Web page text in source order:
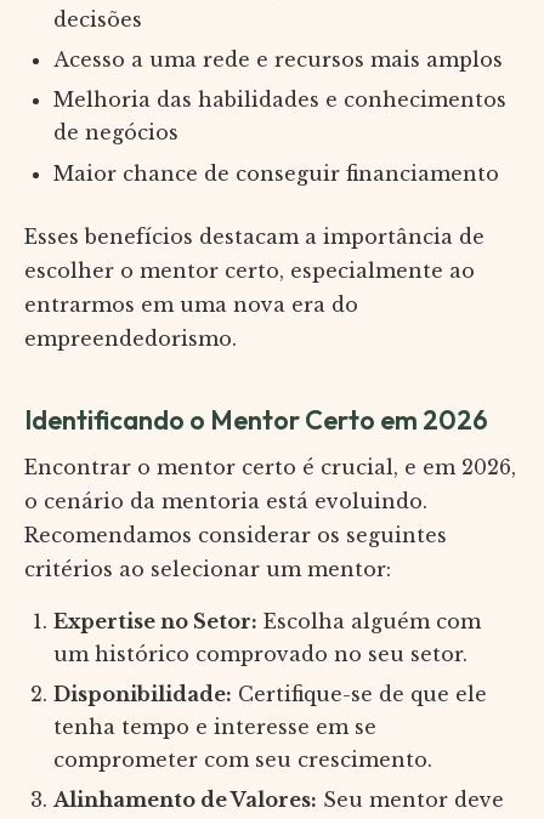
decisões
Acesso a uma rede e recursos mais amplos
Melhoria das habilidades e conhecimentos
de negócios
Maior chance de conseguir financiamento
Esses benefícios destacam a importância de
escolher o mentor certo, especialmente ao
entrarmos em uma nova era do
empreendedorismo.
Identificando o Mentor Certo em 2026
Encontrar o mentor certo é crucial, e em 2026,
o cenário da mentoria está evoluindo.
Recomendamos considerar os seguintes
critérios ao selecionar um mentor:
Expertise no Setor: Escolha alguém com
um histórico comprovado no seu setor.
Disponibilidade: Certifique-se de que ele
tenha tempo e interesse em se
comprometer com seu crescimento.
Alinhamento de Valores: Seu mentor deve